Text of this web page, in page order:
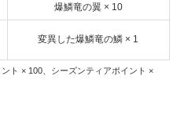
爆鱗竜の翼 × 10
変異した爆鱗竜の鱗 × 1
ト × 100、シーズンティアポイント ×